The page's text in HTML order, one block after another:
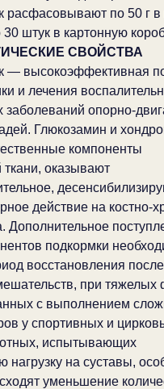
по 50 г в
штук в картонную
СВОЙСТВА
— высокоэффективная
и лечения
заболеваний опорно-
Глюкозамин и
компоненты
ткани, оказывают
действие на костно-
Дополнительное
подкормки
восстановления
при тяжелых
с выполнением
у спортивных и
испытывающих
нагрузку на суставы,
уменьшение